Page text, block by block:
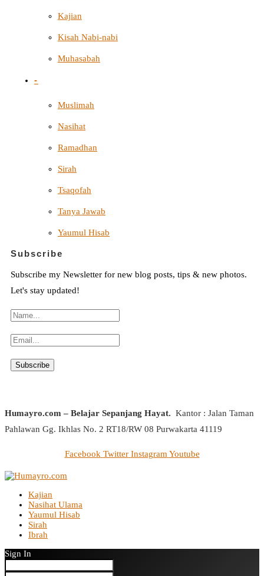
Kajian
Kisah Nabi-nabi
Muhasabah
-
Muslimah
Nasihat
Ramadhan
Sirah
Tsaqofah
Tanya Jawab
Yaumul Hisab
Subscribe
Subscribe my Newsletter for new blog posts, tips & new photos.
Let's stay updated!
Humayro.com – Belajar Sepanjang Hayat. Kantor : Jalan Taman
Pahlawan Gg. Ikhlas No. 2 RT18/RW 08 Purwakarta 41119
Facebook Twitter Instagram Youtube
Kajian
Nasihat Ulama
Yaumul Hisab
Sirah
Ibrah
Sign In